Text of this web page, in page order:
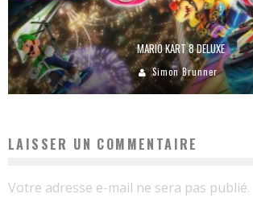
MARIO KART 8 DELUXE
Simon Brunner
LAISSER UN COMMENTAIRE
Votre adresse e-mail ne sera pas publié.